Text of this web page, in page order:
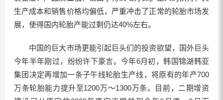
生产成本和销售价格均偏低，严重冲击了正常的轮胎市场发
展，使得国内轮胎产能过剩仍达40%左右。
中国的巨大市场更能引起巨头们的投资欲望，国外巨头
今年半年刚过，纷纷许下豪言。今年6月初，韩国锦湖韩亚
集团决定再增加一条子午线轮胎生产线，将原有的年产700
万条轮胎能力提升至1200万～1300万条。目前，二期增资